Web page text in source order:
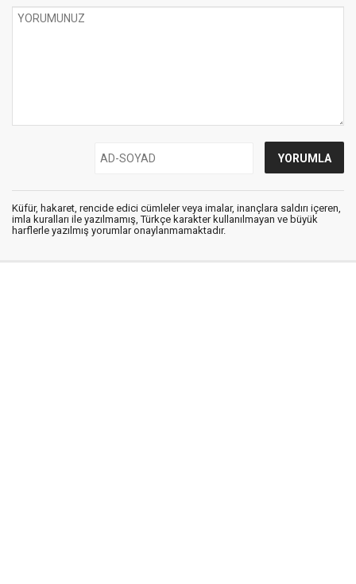
Küfür, hakaret, rencide edici cümleler veya imalar, inançlara saldırı içeren,
imla kuralları ile yazılmamış, Türkçe karakter kullanılmayan ve büyük
harflerle yazılmış yorumlar onaylanmamaktadır.